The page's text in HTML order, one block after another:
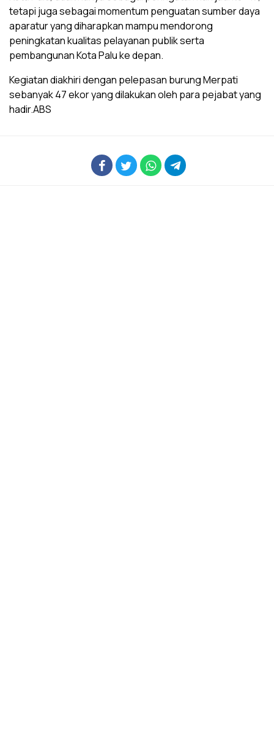
tetapi juga sebagai momentum penguatan sumber daya
aparatur yang diharapkan mampu mendorong
peningkatan kualitas pelayanan publik serta
pembangunan Kota Palu ke depan.
Kegiatan diakhiri dengan pelepasan burung Merpati
sebanyak 47 ekor yang dilakukan oleh para pejabat yang
hadir.ABS